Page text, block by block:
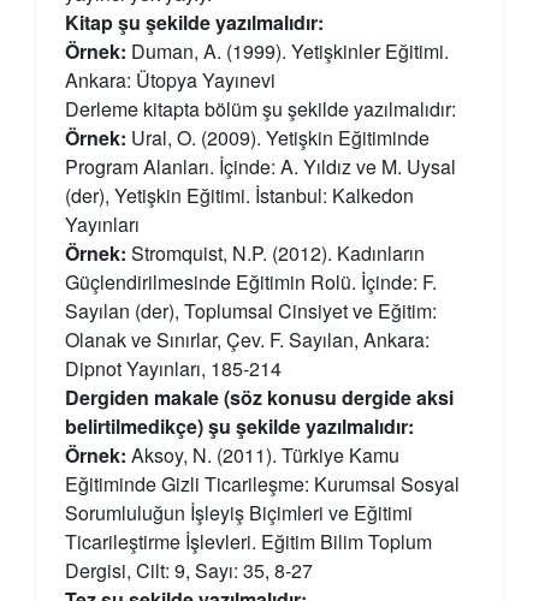
Kitap şu şekilde yazılmalıdır:
Örnek: Duman, A. (1999). Yetişkinler Eğitimi.
Ankara: Ütopya Yayınevi
Derleme kitapta bölüm şu şekilde yazılmalıdır:
Örnek: Ural, O. (2009). Yetişkin Eğitiminde
Program Alanları. İçinde: A. Yıldız ve M. Uysal
(der), Yetişkin Eğitimi. İstanbul: Kalkedon
Yayınları
Örnek: Stromquist, N.P. (2012). Kadınların
Güçlendirilmesinde Eğitimin Rolü. İçinde: F.
Sayılan (der), Toplumsal Cinsiyet ve Eğitim:
Olanak ve Sınırlar, Çev. F. Sayılan, Ankara:
Dipnot Yayınları, 185-214
Dergiden makale (söz konusu dergide aksi
belirtilmedikçe) şu şekilde yazılmalıdır:
Örnek: Aksoy, N. (2011). Türkiye Kamu
Eğitiminde Gizli Ticarileşme: Kurumsal Sosyal
Sorumluluğun İşleyiş Biçimleri ve Eğitimi
Ticarileştirme İşlevleri. Eğitim Bilim Toplum
Dergisi, Cilt: 9, Sayı: 35, 8-27